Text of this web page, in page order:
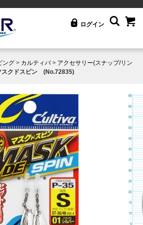
ログイン
ング > カルティバ> アクセサリー(スナップ/リン
クドスピン (No.72835)